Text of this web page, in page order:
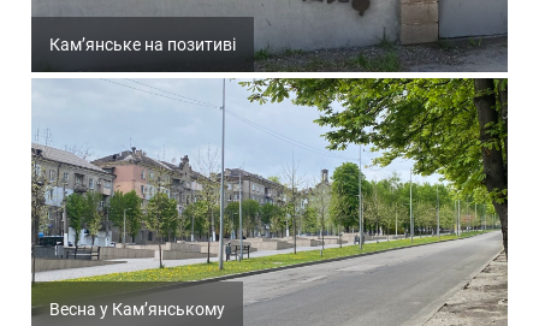
Кам’янське на позитиві
Весна у Кам’янському